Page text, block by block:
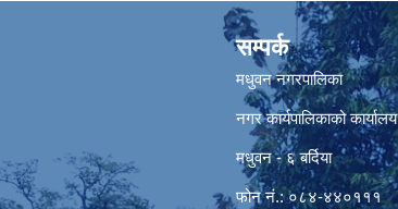
सम्पर्क
मधुवन नगरपालिका
नगर कार्यपालिकाको कार्यालय
मधुवन - ६ बर्दिया
फोन नं.: ०८४-४४०१११